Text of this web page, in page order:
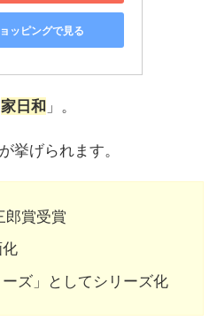
ッピングで見る
家日和 」。
挙げられます。
郎賞受賞
ーズ」としてシリーズ化